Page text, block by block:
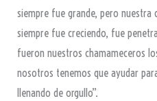
siempre fue grande, pero nuestra
siempre fue creciendo, fue
fueron nuestros chamameceros
nosotros tenemos que ayudar
llenando de orgullo”.